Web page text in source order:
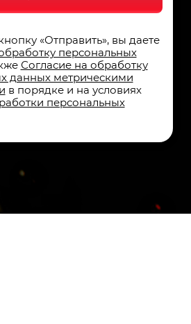
«Отправить», вы даете
персональных
Согласие на обработку
данных метрическими
в порядке и на условиях
персональных